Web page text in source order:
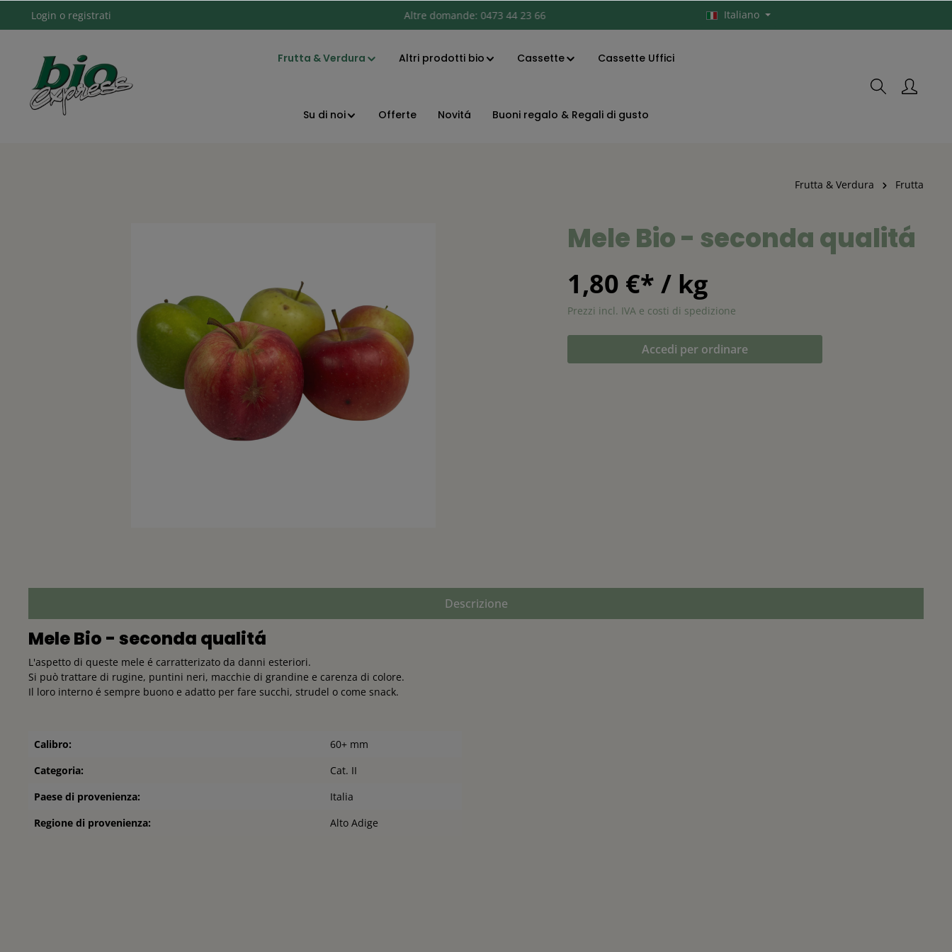
Login o registrati Altre domande: 0473 44 23 66 Italiano
Altri prodotti bio Cassette Cassette Uffici
Su di noi Offerte Novitá Buoni regalo & Regali di gusto
Frutta & Verdura Frutta
Mele Bio - seconda qualitá
1,80 €* / kg
Prezzi incl. IVA e costi di spedizione
Accedi per ordinare
Descrizione
Mele Bio - seconda qualitá
L'aspetto di queste mele é carratterizato da danni esteriori.
Si può trattare di rugine, puntini neri, macchie di grandine e carenza di colore.
Il loro interno é sempre buono e adatto per fare succhi, strudel o come snack.
Calibro:
60+ mm
Categoria:
Cat. II
Paese di provenienza:
Italia
Regione di provenienza:
Alto Adige